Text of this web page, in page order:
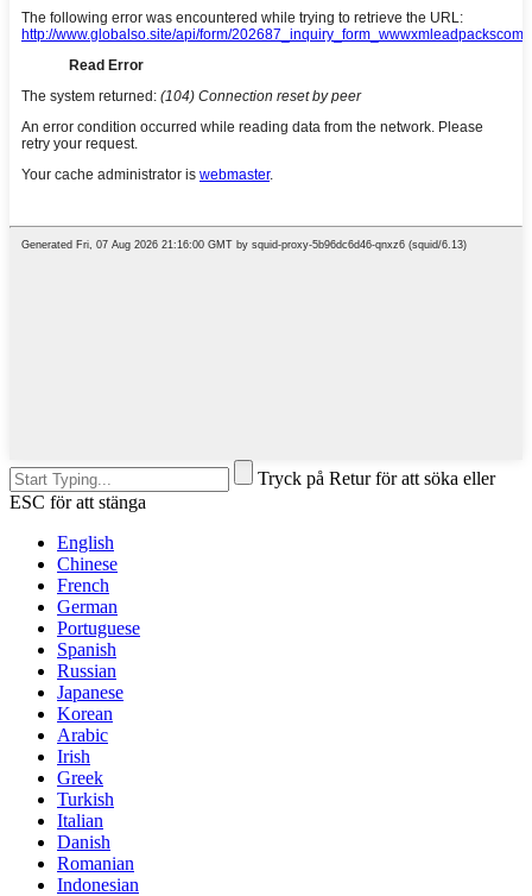
Tryck på Retur för att söka eller
ESC för att stänga
English
Chinese
French
German
Portuguese
Spanish
Russian
Japanese
Korean
Arabic
Irish
Greek
Turkish
Italian
Danish
Romanian
Indonesian